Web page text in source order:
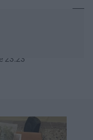
23:23